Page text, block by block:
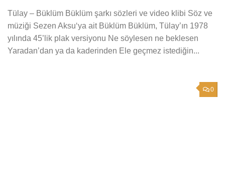
Tülay – Büklüm Büklüm şarkı sözleri ve video klibi Söz ve
müziği Sezen Aksu‘ya ait Büklüm Büklüm, Tülay’ın 1978
yılında 45’lik plak versiyonu Ne söylesen ne beklesen
Yaradan’dan ya da kaderinden Ele geçmez istediğin...
0